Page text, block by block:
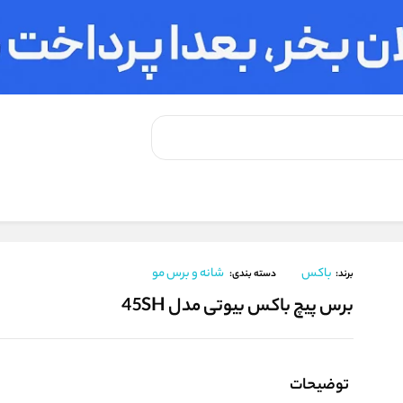
برند: باکس دسته بندی: شانه و برس مو
برس پیچ باکس بیوتی مدل 45SH
توضیحات